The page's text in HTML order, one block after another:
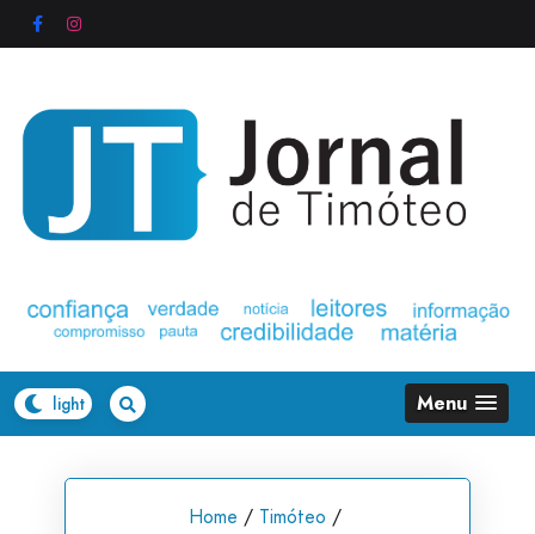
to
Menu
Home / Timóteo /